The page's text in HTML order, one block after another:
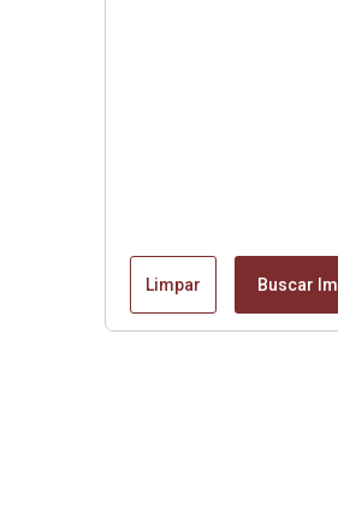
Limpar Buscar